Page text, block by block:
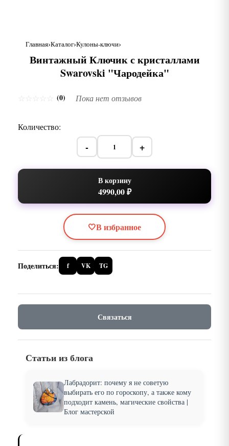
Главная Каталог Кулоны-ключи
Винтажный Ключик с кристаллами
Swarovski "Чародейка"
(0) Пока нет отзывов
Количество:
- +
В корзину
4990,00 ₽
🤍В избранное
Поделиться: f VK TG
Связаться
Статьи из блога
Лабрадорит: почему я не советую
выбирать его по гороскопу, а также кому
подходит камень, магические свойства |
Блог мастерской